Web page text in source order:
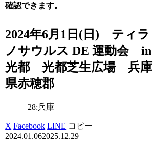
確認できます。
2024年6月1日(日) ティラ
ノサウルス DE 運動会 in
光都 光都芝生広場 兵庫
県赤穂郡
28:兵庫
X Facebook LINE コピー
2024.01.062025.12.29